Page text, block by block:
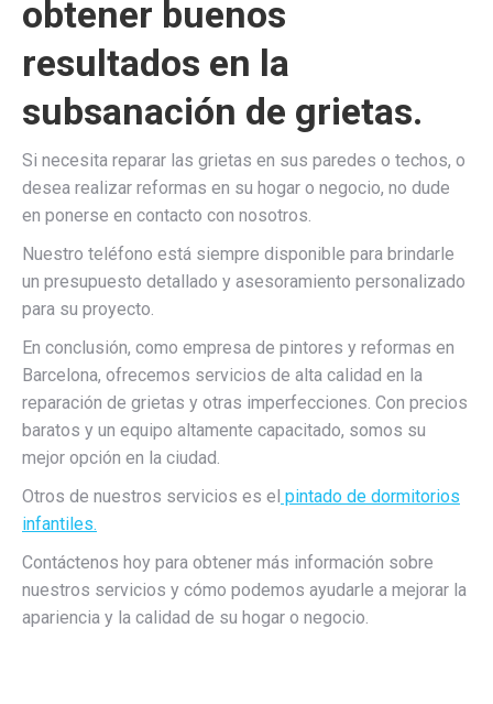
obtener buenos
resultados en la
subsanación de grietas.
Si necesita reparar las grietas en sus paredes o techos, o
desea realizar reformas en su hogar o negocio, no dude
en ponerse en contacto con nosotros.
Nuestro teléfono está siempre disponible para brindarle
un presupuesto detallado y asesoramiento personalizado
para su proyecto.
En conclusión, como empresa de pintores y reformas en
Barcelona, ofrecemos servicios de alta calidad en la
reparación de grietas y otras imperfecciones. Con precios
baratos y un equipo altamente capacitado, somos su
mejor opción en la ciudad.
Otros de nuestros servicios es el pintado de dormitorios
infantiles.
Contáctenos hoy para obtener más información sobre
nuestros servicios y cómo podemos ayudarle a mejorar la
apariencia y la calidad de su hogar o negocio.